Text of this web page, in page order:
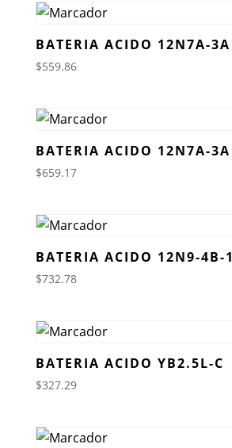
BATERIA ACIDO 12N7A-3A
$559.86
BATERIA ACIDO 12N7A-3A
$659.17
BATERIA ACIDO 12N9-4B-1
$732.78
BATERIA ACIDO YB2.5L-C
$327.29